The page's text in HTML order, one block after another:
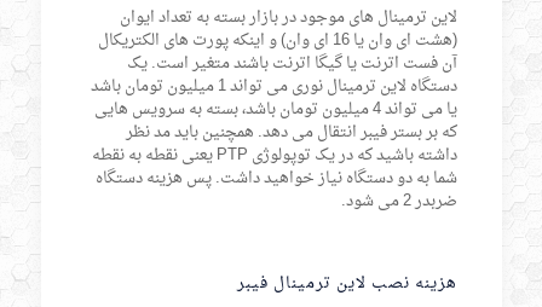
لاین ترمینال های موجود در بازار بسته به تعداد ایوان
(هشت ای وان یا 16 ای وان) و اینکه پورت های الکتریکال
آن فست اترنت یا گیگا اترنت باشند متغیر است. یک
دستگاه لاین ترمینال نوری می تواند 1 میلیون تومان باشد
یا می تواند 4 میلیون تومان باشد، بسته به سرویس هایی
که بر بستر فیبر انتقال می دهد. همچنین باید مد نظر
داشته باشید که در یک توپولوژی PTP یعنی نقطه به نقطه
شما به دو دستگاه نیاز خواهید داشت. پس هزینه دستگاه
ضربدر 2 می شود.
هزینه نصب لاین ترمینال فیبر